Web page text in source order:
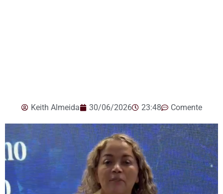
Keith Almeida 30/06/2026 23:48 Comente